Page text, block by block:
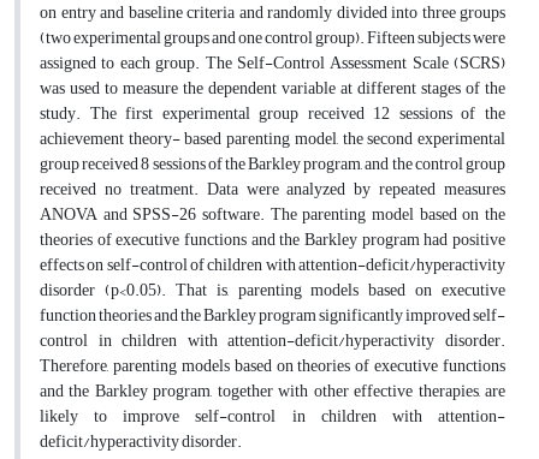
on entry and baseline criteria and randomly divided into three groups
(two experimental groups and one control group). Fifteen subjects were
assigned to each group. The Self-Control Assessment Scale (SCRS)
was used to measure the dependent variable at different stages of the
study. The first experimental group received 12 sessions of the
achievement theory- based parenting model, the second experimental
group received 8 sessions of the Barkley program, and the control group
received no treatment. Data were analyzed by repeated measures
ANOVA and SPSS-26 software. The parenting model based on the
theories of executive functions and the Barkley program had positive
effects on self-control of children with attention-deficit/hyperactivity
disorder (p<0.05). That is, parenting models based on executive
function theories and the Barkley program significantly improved self-
control in children with attention-deficit/hyperactivity disorder.
Therefore, parenting models based on theories of executive functions
and the Barkley program, together with other effective therapies, are
likely to improve self-control in children with attention-
deficit/hyperactivity disorder.